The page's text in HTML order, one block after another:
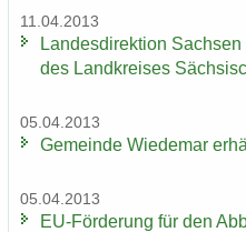
11.04.2013
Lan­des­di­rek­ti­on
des Land­krei­ses
05.04.2013
Ge­mein­de Wie­de­mar
05.04.2013
EU-​Förderung für den